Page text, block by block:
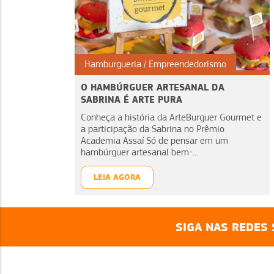
Hamburgueria Empreendedorismo
O HAMBÚRGUER ARTESANAL DA
SABRINA É ARTE PURA
Conheça a história da ArteBurguer Gourmet e
a participação da Sabrina no Prêmio
Academia Assaí Só de pensar em um
hambúrguer artesanal bem-...
LEIA AGORA
SIGA NAS REDES